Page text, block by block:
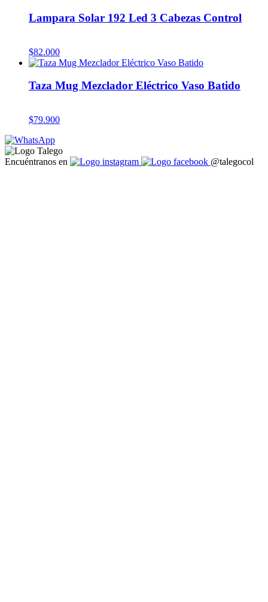
Lampara Solar 192 Led 3 Cabezas Control
$82.000
Taza Mug Mezclador Eléctrico Vaso Batido
$79.900
Encuéntranos en @talegocol